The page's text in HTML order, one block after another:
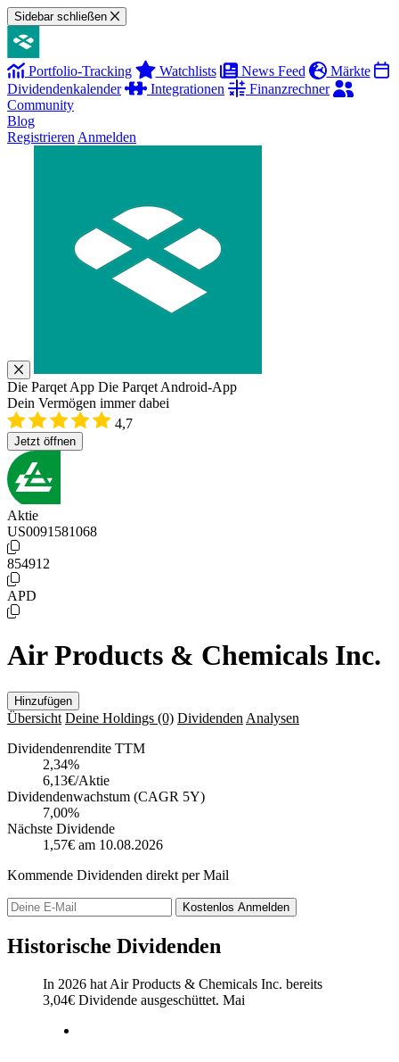
Sidebar schließen
Portfolio-Tracking Watchlists News Feed
Märkte
Dividendenkalender
Integrationen
Finanzrechner
Community
Blog
Registrieren Anmelden
Die Parqet App Die Parqet Android-App
Dein Vermögen immer dabei
4,7
Jetzt öffnen
Aktie
US0091581068
854912
APD
Air Products & Chemicals Inc.
Hinzufügen
Übersicht Deine Holdings (0) Dividenden Analysen
Dividendenrendite TTM
2,34%
6,13€/Aktie
Dividendenwachstum (CAGR 5Y)
7,00%
Nächste Dividende
1,57€ am 10.08.2026
Kommende Dividenden direkt per Mail
Kostenlos Anmelden
Historische Dividenden
In 2026 hat Air Products & Chemicals Inc. bereits
3,04€ Dividende ausgeschüttet. Mai